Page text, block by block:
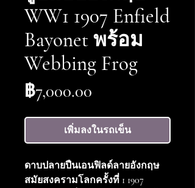
WW1 1907 Enfield
Bayonet พร้อม
Webbing Frog
฿7,000.00
เพิ่มลงในรถเข็น
ดาบปลายปืนเอนฟิลด์ลายอังกฤษ
สมัยสงครามโลกครั้งที่ 1 1907